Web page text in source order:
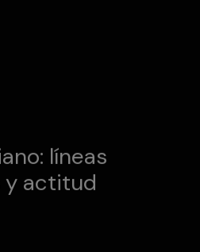
líneas
y actitud